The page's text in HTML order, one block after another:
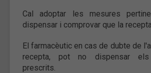
Cal adoptar les mesures
dispensar i comprovar que la
El farmacèutic en cas de dubte de
recepta, pot no dispensar els
prescrits.